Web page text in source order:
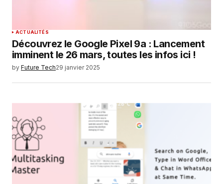
ACTUALITÉS
Découvrez le Google Pixel 9a : Lancement
imminent le 26 mars, toutes les infos ici !
by Future Tech29 janvier 2025